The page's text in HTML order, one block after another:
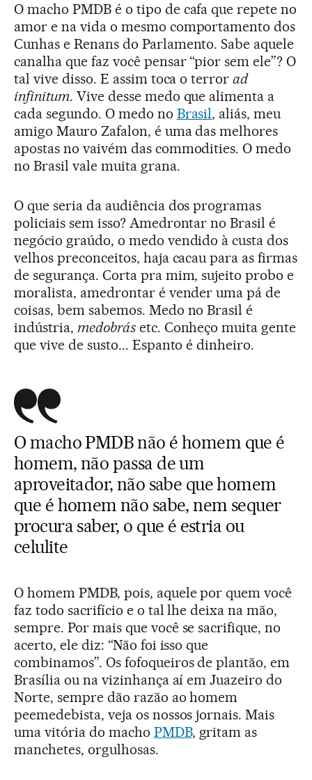
O macho PMDB é o tipo de cafa que repete no
amor e na vida o mesmo comportamento dos
Cunhas e Renans do Parlamento. Sabe aquele
canalha que faz você pensar “pior sem ele”? O
tal vive disso. E assim toca o terrorad
infinitum. Vive desse medo que alimenta a
cada segundo. O medo no Brasil, aliás, meu
amigo Mauro Zafalon, é uma das melhores
apostas no vaivém das commodities. O medo
no Brasil vale muita grana.
O que seria da audiência dos programas
policiais sem isso? Amedrontar no Brasil é
negócio graúdo, o medo vendido à custa dos
velhos preconceitos, haja cacau para as firmas
de segurança. Corta pra mim, sujeito probo e
moralista, amedrontar é vender uma pá de
coisas, bem sabemos. Medo no Brasil é
indústria, medobrásetc. Conheço muita gente
que vive de susto... Espanto é dinheiro.
O macho PMDB não é homem que é
homem, não passa de um
aproveitador, não sabe que homem
que é homem não sabe, nem sequer
procura saber, o que é estria ou
celulite
O homem PMDB, pois, aquele por quem você
faz todo sacrifício e o tal lhe deixa na mão,
sempre. Por mais que você se sacrifique, no
acerto, ele diz: “Não foi isso que
combinamos”. Os fofoqueiros de plantão, em
Brasília ou na vizinhança aí em Juazeiro do
Norte, sempre dão razão ao homem
peemedebista, veja os nossos jornais. Mais
uma vitória do macho PMDB, gritam as
manchetes, orgulhosas.